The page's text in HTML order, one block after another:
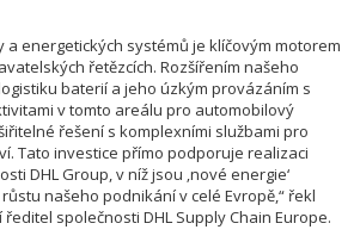
a energetických systémů je klíčovým motorem
řetězcích. Rozšířením našeho
baterií a jeho úzkým provázáním s
v tomto areálu pro automobilový
řešení s komplexními službami pro
Tato investice přímo podporuje realizaci
DHL Group, v níž jsou ‚nové energie‘
našeho podnikání v celé Evropě,“ řekl
společnosti DHL Supply Chain Europe.